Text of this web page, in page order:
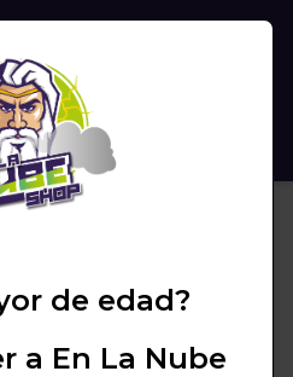
de edad?
a En La Nube